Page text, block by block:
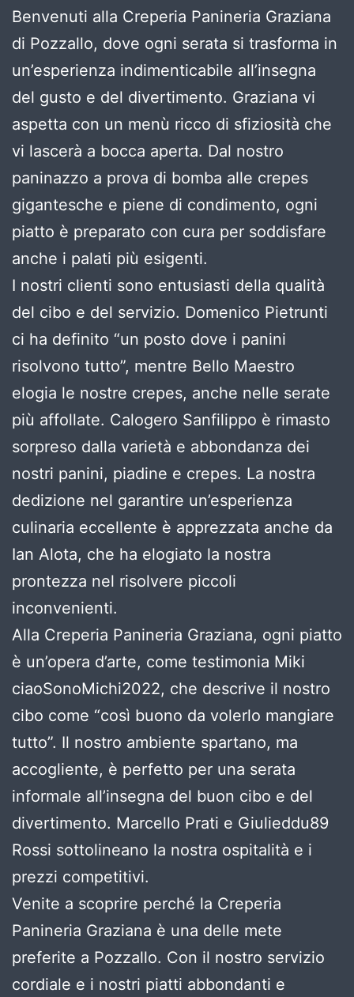
Benvenuti alla Creperia Panineria Graziana
di Pozzallo, dove ogni serata si trasforma in
un’esperienza indimenticabile all’insegna
del gusto e del divertimento. Graziana vi
aspetta con un menù ricco di sfiziosità che
vi lascerà a bocca aperta. Dal nostro
paninazzo a prova di bomba alle crepes
gigantesche e piene di condimento, ogni
piatto è preparato con cura per soddisfare
anche i palati più esigenti.
I nostri clienti sono entusiasti della qualità
del cibo e del servizio. Domenico Pietrunti
ci ha definito “un posto dove i panini
risolvono tutto”, mentre Bello Maestro
elogia le nostre crepes, anche nelle serate
più affollate. Calogero Sanfilippo è rimasto
sorpreso dalla varietà e abbondanza dei
nostri panini, piadine e crepes. La nostra
dedizione nel garantire un’esperienza
culinaria eccellente è apprezzata anche da
Ian Alota, che ha elogiato la nostra
prontezza nel risolvere piccoli
inconvenienti.
Alla Creperia Panineria Graziana, ogni piatto
è un’opera d’arte, come testimonia Miki
ciaoSonoMichi2022, che descrive il nostro
cibo come “così buono da volerlo mangiare
tutto”. Il nostro ambiente spartano, ma
accogliente, è perfetto per una serata
informale all’insegna del buon cibo e del
divertimento. Marcello Prati e Giulieddu89
Rossi sottolineano la nostra ospitalità e i
prezzi competitivi.
Venite a scoprire perché la Creperia
Panineria Graziana è una delle mete
preferite a Pozzallo. Con il nostro servizio
cordiale e i nostri piatti abbondanti e